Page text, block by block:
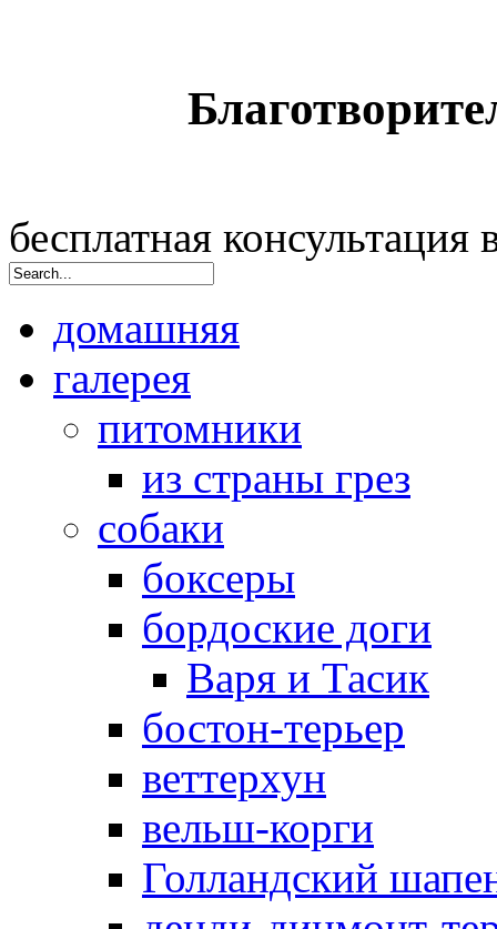
бесплатная
домашняя
галерея
питомники
из страны грез
собаки
боксеры
бордоские доги
Варя и Тасик
бостон-терьер
веттерхун
вельш-корги
Голландский